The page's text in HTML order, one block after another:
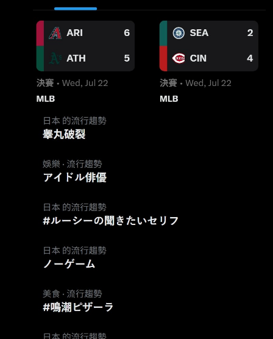
兩項傷兵異動，除了投手萊特（Mark Leiter Jr.）
因右髖夾擠症候群進 入15天傷兵名單外，最受
關注的是格勞爾的意外傷勢。 球團表示，格勞
爾已完成手術，並從3A升上同名同姓、與道奇
明星三壘手曼西（Max Muncy）同